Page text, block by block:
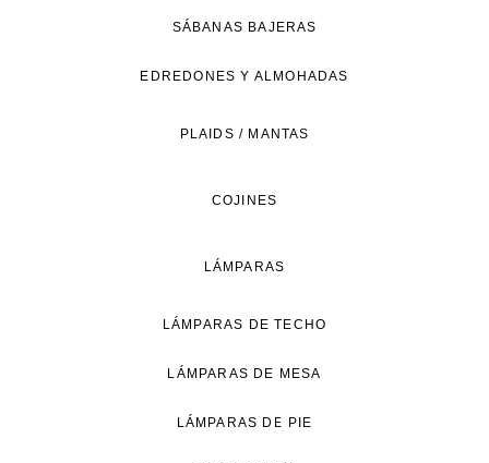
SÁBANAS BAJERAS
EDREDONES Y ALMOHADAS
PLAIDS / MANTAS
COJINES
LÁMPARAS
LÁMPARAS DE TECHO
LÁMPARAS DE MESA
LÁMPARAS DE PIE